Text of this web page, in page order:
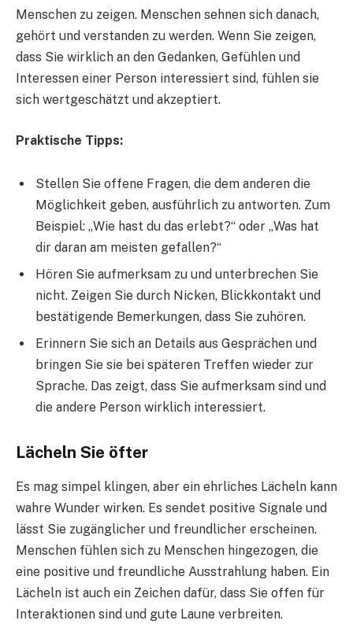
Menschen zu zeigen. Menschen sehnen sich danach,
gehört und verstanden zu werden. Wenn Sie zeigen,
dass Sie wirklich an den Gedanken, Gefühlen und
Interessen einer Person interessiert sind, fühlen sie
sich wertgeschätzt und akzeptiert.
Praktische Tipps:
Stellen Sie offene Fragen, die dem anderen die
Möglichkeit geben, ausführlich zu antworten. Zum
Beispiel: „Wie hast du das erlebt?“ oder „Was hat
dir daran am meisten gefallen?“
Hören Sie aufmerksam zu und unterbrechen Sie
nicht. Zeigen Sie durch Nicken, Blickkontakt und
bestätigende Bemerkungen, dass Sie zuhören.
Erinnern Sie sich an Details aus Gesprächen und
bringen Sie sie bei späteren Treffen wieder zur
Sprache. Das zeigt, dass Sie aufmerksam sind und
die andere Person wirklich interessiert.
Lächeln Sie öfter
Es mag simpel klingen, aber ein ehrliches Lächeln kann
wahre Wunder wirken. Es sendet positive Signale und
lässt Sie zugänglicher und freundlicher erscheinen.
Menschen fühlen sich zu Menschen hingezogen, die
eine positive und freundliche Ausstrahlung haben. Ein
Lächeln ist auch ein Zeichen dafür, dass Sie offen für
Interaktionen sind und gute Laune verbreiten.